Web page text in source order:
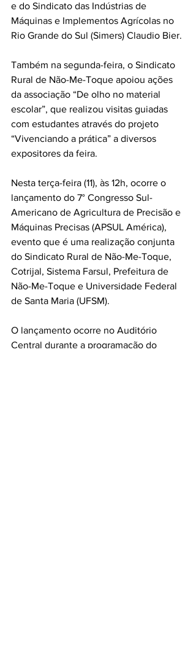
e do Sindicato das Indústrias de
Máquinas e Implementos Agrícolas no
Rio Grande do Sul (Simers) Claudio Bier.
Também na segunda-feira, o Sindicato
Rural de Não-Me-Toque apoiou ações
da associação “De olho no material
escolar”, que realizou visitas guiadas
com estudantes através do projeto
“Vivenciando a prática” a diversos
expositores da feira.
Nesta terça-feira (11), às 12h, ocorre o
lançamento do 7° Congresso Sul-
Americano de Agricultura de Precisão e
Máquinas Precisas (APSUL América),
evento que é uma realização conjunta
do Sindicato Rural de Não-Me-Toque,
Cotrijal, Sistema Farsul, Prefeitura de
Não-Me-Toque e Universidade Federal
de Santa Maria (UFSM).
O lançamento ocorre no Auditório
Central durante a programação do